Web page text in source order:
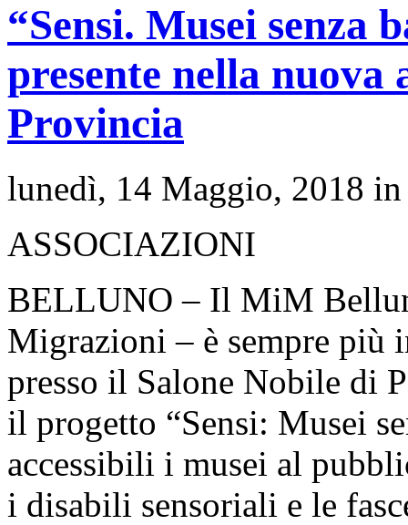
“Sensi. Musei
presente nella nuova
Provincia
lunedì, 14 Maggio, 2018
ASSOCIAZIONI
BELLUNO – Il MiM
Migrazioni – è sempre più
presso il Salone Nobile di
il progetto “Sensi: Musei
accessibili i musei al
i disabili sensoriali e le